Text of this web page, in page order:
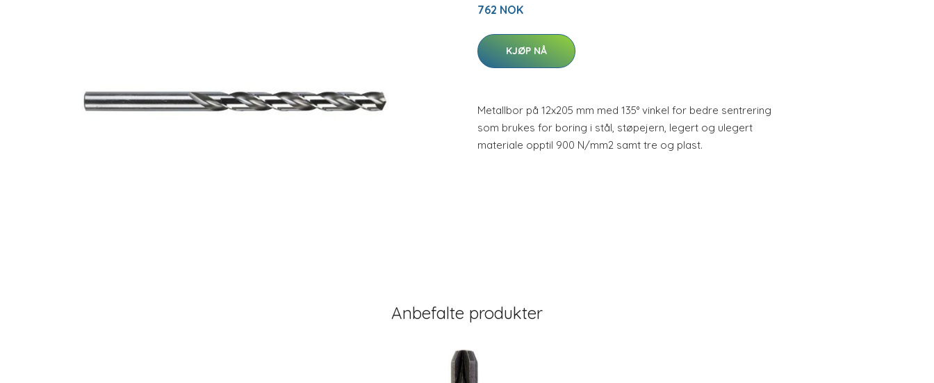
762 NOK
KJØP NÅ
Metallbor på 12x205 mm med 135° vinkel for bedre sentrering
som brukes for boring i stål, støpejern, legert og ulegert
materiale opptil 900 N/mm2 samt tre og plast.
Anbefalte produkter